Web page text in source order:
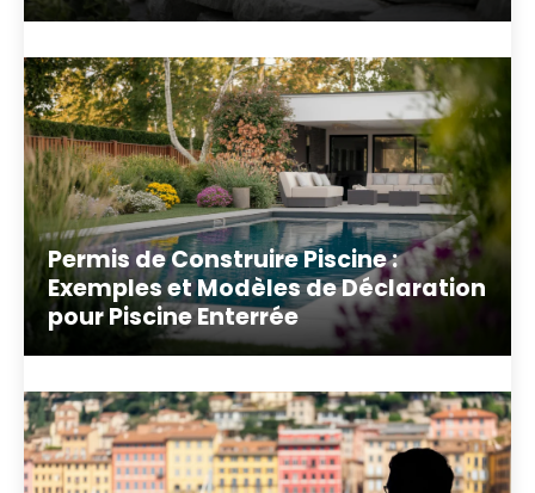
Permis de Construire Piscine :
Exemples et Modèles de Déclaration
pour Piscine Enterrée